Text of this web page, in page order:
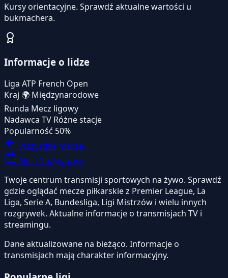
Kursy orientacyjne. Sprawdź aktualne wartości u
bukmachera.
Informacje o lidze
Liga ATP French Open
Kraj 🌍 Międzynarodowe
Runda Mecz ligowy
Nadawca TV Różne stacje
Popularność 50%
Wszystkie mecze
MeczNaZywo.xyz
Twoje centrum transmisji sportowych na żywo. Sprawdź
gdzie oglądać mecze piłkarskie z Premier League, La
Liga, Serie A, Bundesliga, Ligi Mistrzów i wielu innych
rozgrywek. Aktualne informacje o transmisjach TV i
streamingu.
Dane aktualizowane na bieżąco. Informacje o
transmisjach mają charakter informacyjny.